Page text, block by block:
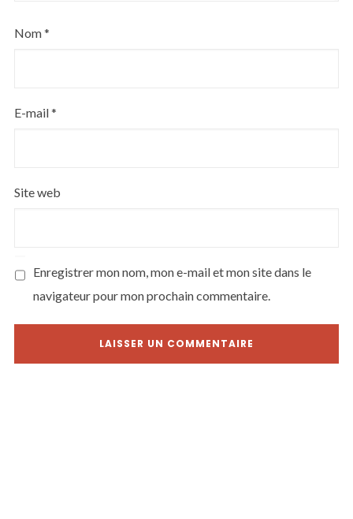
Nom*
E-mail*
Site web
Enregistrer mon nom, mon e-mail et mon site dans le
navigateur pour mon prochain commentaire.